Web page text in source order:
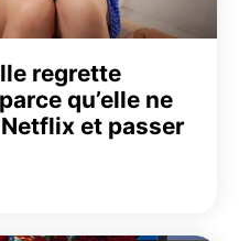
regrette
qu’elle ne
et passer